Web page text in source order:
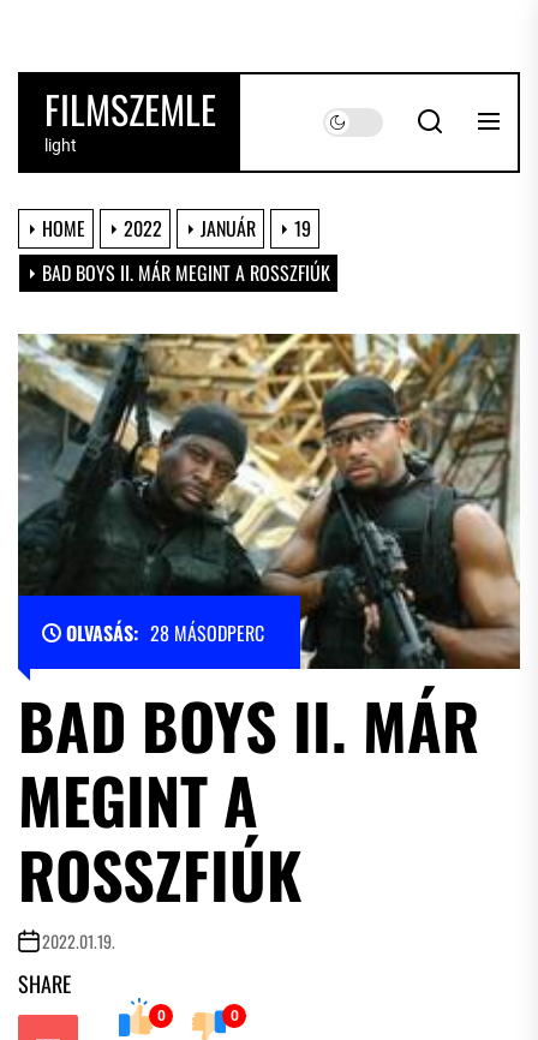
the
contentFILMSZEMLE
light
HOME 2022 JANUÁR
19
BAD BOYS II. MÁR MEGINT A ROSSZFIÚK
OLVASÁS: 28 MÁSODPERC
BAD BOYS II. MÁR
MEGINT A
ROSSZFIÚK
2022.01.19.
SHARE
0 0